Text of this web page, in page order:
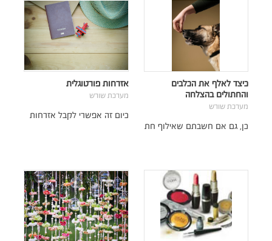
כיצד לאלף את הכלבים
והחתולים בהצלחה
מערכת שורש
כן, גם אם חשבתם שאילוף חת
אזרחות פורטוגלית
מערכת שורש
כיום זה אפשרי לקבל אזרחות